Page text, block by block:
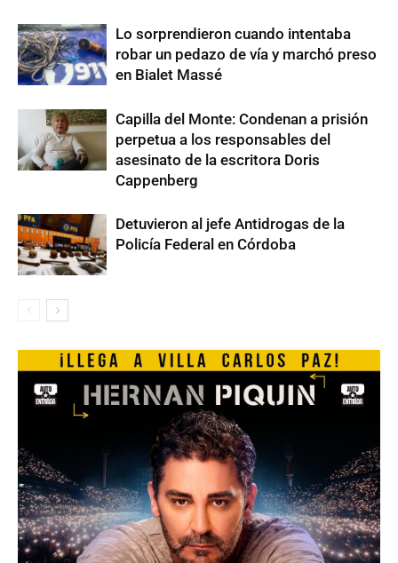
Lo sorprendieron cuando intentaba
robar un pedazo de vía y marchó preso
en Bialet Massé
Capilla del Monte: Condenan a prisión
perpetua a los responsables del
asesinato de la escritora Doris
Cappenberg
Detuvieron al jefe Antidrogas de la
Policía Federal en Córdoba